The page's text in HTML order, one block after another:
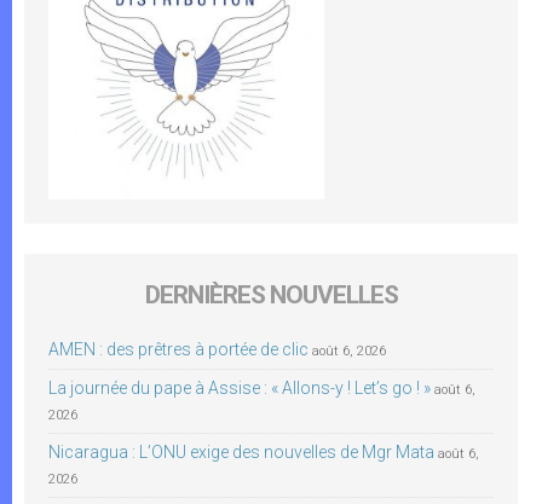
DERNIÈRES NOUVELLES
AMEN : des prêtres à portée de clic août 6, 2026
La journée du pape à Assise : « Allons-y ! Let’s go ! » août 6,
2026
Nicaragua : L’ONU exige des nouvelles de Mgr Mata août 6,
2026